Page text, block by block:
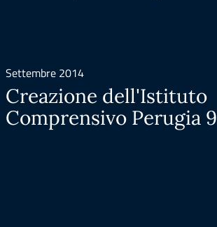
Settembre 2014
Creazione dell'Istituto
Comprensivo Perugia 9